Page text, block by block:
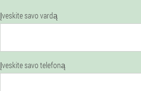
Įveskite savo vardą
Įveskite savo telefoną